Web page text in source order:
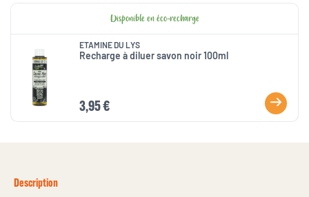
Disponible en éco-recharge
ETAMINE DU LYS
Recharge à diluer savon noir 100ml
3,95 €
Description